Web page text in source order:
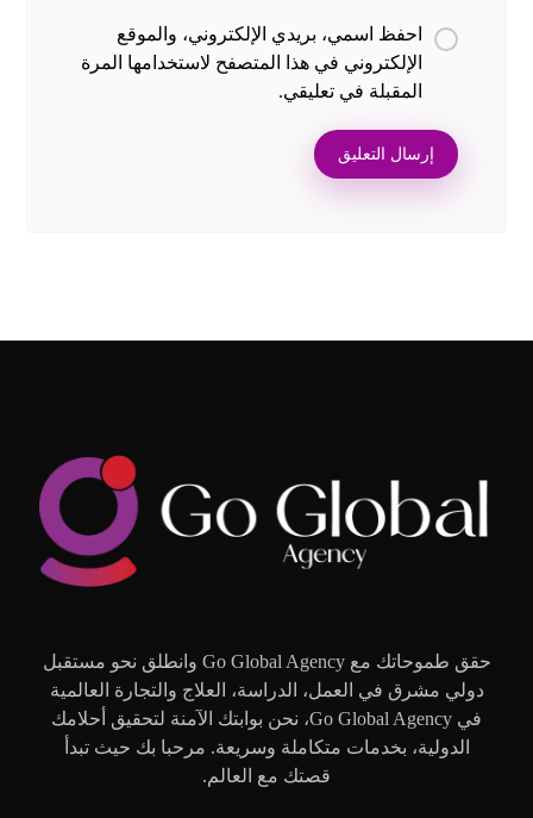
احفظ اسمي، بريدي الإلكتروني، والموقع
الإلكتروني في هذا المتصفح لاستخدامها المرة
المقبلة في تعليقي.
حقق طموحاتك مع Go Global Agency وانطلق نحو مستقبل
دولي مشرق في العمل، الدراسة، العلاج والتجارة العالمية
في Go Global Agency، نحن بوابتك الآمنة لتحقيق أحلامك
الدولية، بخدمات متكاملة وسريعة. مرحبا بك حيث تبدأ
قصتك مع العالم.